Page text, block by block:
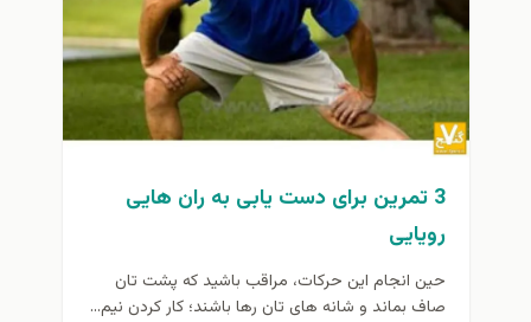
3 تمرین برای دست یابی به ران هایی
رویایی
حین انجام این حرکات، مراقب باشید که پشت تان
صاف بماند و شانه های تان رها باشند؛ کار کردن نیم...